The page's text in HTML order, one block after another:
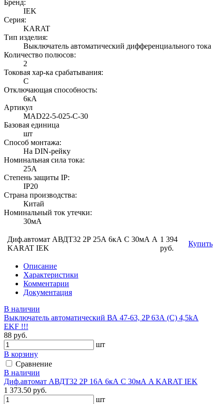
Бренд:
IEK
Серия:
KARAT
Тип изделия:
Выключатель автоматический дифференциального тока
Количество полюсов:
2
Токовая хар-ка срабатывания:
C
Отключающая способность:
6кА
Артикул
MAD22-5-025-C-30
Базовая единица
шт
Способ монтажа:
На DIN-рейку
Номинальная сила тока:
25А
Степень защиты IP:
IP20
Страна производства:
Китай
Номинальный ток утечки:
30мА
Диф.автомат АВДТ32 2Р 25А 6кА С 30мА A
KARAT IEK
1 394
руб.
Купить
Описание
Характеристики
Комментарии
Документация
В наличии
Выключатель автоматический ВА 47-63, 2P 63А (C) 4,5kA
EKF !!!
88 руб.
шт
В корзину
Сравнение
В наличии
Диф.автомат АВДТ32 2Р 16А 6кА С 30мА A KARAT IEK
1 373.50 руб.
шт